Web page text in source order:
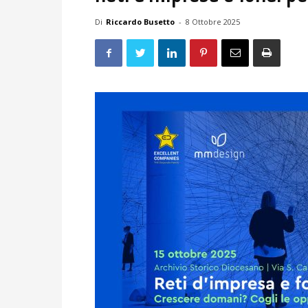
Di Riccardo Busetto - 8 Ottobre 2025